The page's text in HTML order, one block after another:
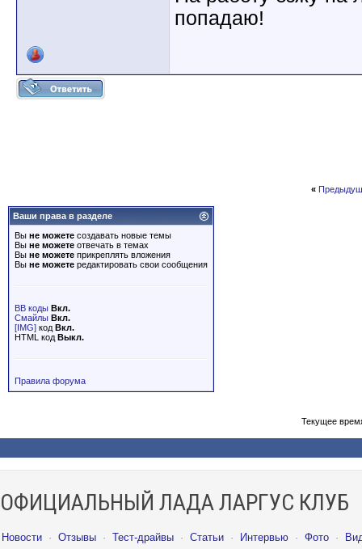
попадаю!
«
Ваши права в разделе
Вы не можете создавать новые темы
Вы не можете отвечать в темах
Вы не можете прикреплять вложения
Вы не можете редактировать свои сообщения
BB коды Вкл.
Смайлы Вкл.
[IMG] код Вкл.
HTML код Выкл.
Правила форума
Текущее
ОФИЦИАЛЬНЫЙ ЛАДА ЛАРГУС КЛУБ
Новости · Отзывы · Тест-драйвы · Статьи · Интервью · Фото ·